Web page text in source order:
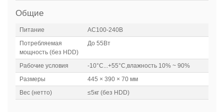
Общие
Питание
АC100-240В
Потребляемая
мощность (без HDD)
До 55Вт
Рабочие условия
-10°C...+55°C,влажность 10% ~ 90%
Размеры
445 × 390 × 70 мм
Вес (нетто)
≤5кг (без HDD)